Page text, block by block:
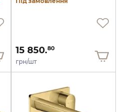
15 850.80
грн/шт